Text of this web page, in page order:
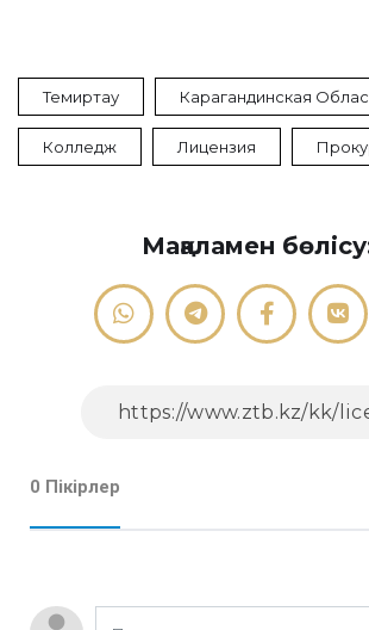
Темиртау Карагандинская
Колледж Лицензия
Мақаламен
0 Пікірлер